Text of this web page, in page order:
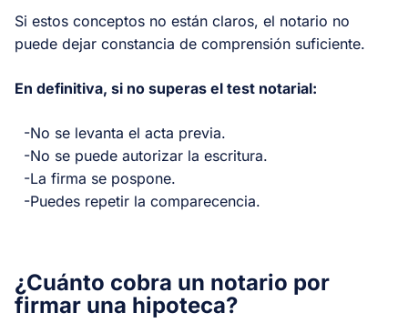
Si estos conceptos no están claros, el notario no
puede dejar constancia de comprensión suficiente.
En definitiva, si no superas el test notarial:
-No se levanta el acta previa.
-No se puede autorizar la escritura.
-La firma se pospone.
-Puedes repetir la comparecencia.
¿Cuánto cobra un notario por
firmar una hipoteca?